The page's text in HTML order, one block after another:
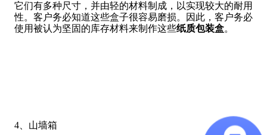
它们有多种尺寸，并由轻的材料制成，以实现较大的耐用
性。客户务必知道这些盒子很容易磨损。因此，客户务必
使用被认为坚固的库存材料来制作这些纸质包装盒。
4、山墙箱